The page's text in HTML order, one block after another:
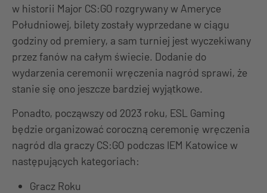
w historii Major CS:GO rozgrywany w Ameryce
Południowej, bilety zostały wyprzedane w ciągu
godziny od premiery, a sam turniej jest wyczekiwany
przez fanów na całym świecie. Dodanie do
wydarzenia ceremonii wręczenia nagród sprawi, że
stanie się ono jeszcze bardziej wyjątkowe.
Ponadto, począwszy od 2023 roku, ESL Gaming
będzie organizować coroczną ceremonię wręczenia
nagród dla graczy CS:GO podczas IEM Katowice w
następujących kategoriach:
Gracz Roku